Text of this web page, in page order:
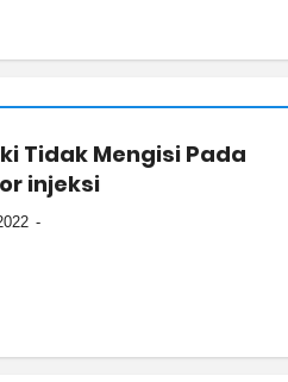
Tidak Mengisi Pada
injeksi